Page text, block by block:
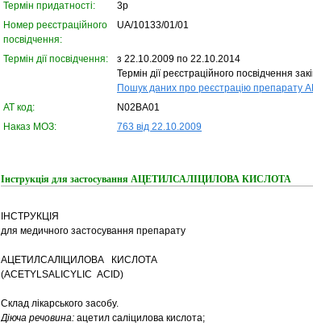
Термін придатності:
3р
Номер реєстраційного
посвідчення:
UA/10133/01/01
Термін дії посвідчення:
з 22.10.2009 по 22.10.2014
Термін дії реєстраційного посвідчення
Пошук даних про реєстрацію
АТ код:
N02BA01
Наказ МОЗ:
763 від 22.10.2009
Інструкція для застосування АЦЕТИЛСАЛІЦИЛОВА КИСЛОТА
ІНСТРУКЦІЯ
для медичного застосування препарату
АЦЕТИЛСАЛІЦИЛОВА КИСЛОТА
(АCETYLSALICYLIC ACID)
Склад лікарського засобу.
Діюча речовина: ацетил саліцилова кислота;